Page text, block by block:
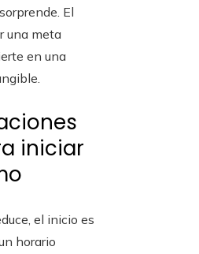
El
una meta
en una
iniciar
el inicio es
horario